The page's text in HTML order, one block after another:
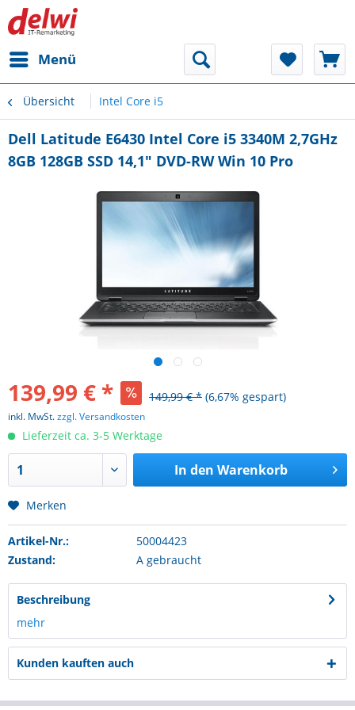
Menü
Übersicht Intel Core i5
Dell Latitude E6430 Intel Core i5 3340M 2,7GHz
8GB 128GB SSD 14,1" DVD-RW Win 10 Pro
139,99 € * 149,99 € * (6,67% gespart)
inkl. MwSt.zzgl. Versandkosten
Lieferzeit ca. 3-5 Werktage
In den Warenkorb
Merken
Artikel-Nr.:
50004423
Zustand:
A gebraucht
Beschreibung
mehr
Kunden kauften auch